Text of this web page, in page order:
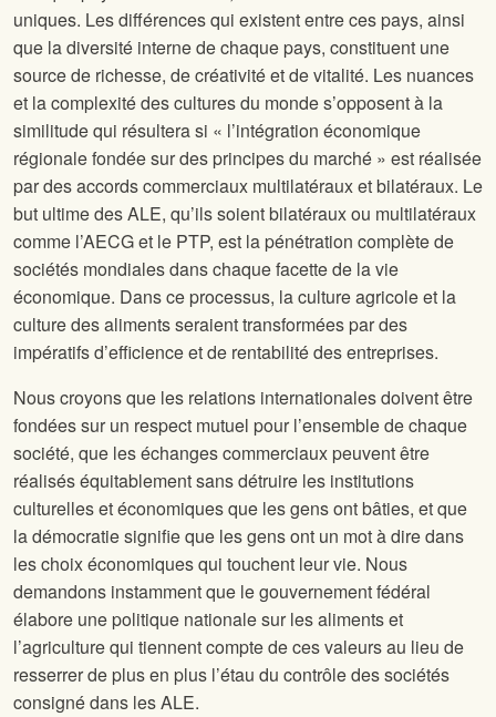
uniques. Les différences qui existent entre ces pays, ainsi
que la diversité interne de chaque pays, constituent une
source de richesse, de créativité et de vitalité. Les nuances
et la complexité des cultures du monde s’opposent à la
similitude qui résultera si « l’intégration économique
régionale fondée sur des principes du marché » est réalisée
par des accords commerciaux multilatéraux et bilatéraux. Le
but ultime des ALE, qu’ils soient bilatéraux ou multilatéraux
comme l’AECG et le PTP, est la pénétration complète de
sociétés mondiales dans chaque facette de la vie
économique. Dans ce processus, la culture agricole et la
culture des aliments seraient transformées par des
impératifs d’efficience et de rentabilité des entreprises.
Nous croyons que les relations internationales doivent être
fondées sur un respect mutuel pour l’ensemble de chaque
société, que les échanges commerciaux peuvent être
réalisés équitablement sans détruire les institutions
culturelles et économiques que les gens ont bâties, et que
la démocratie signifie que les gens ont un mot à dire dans
les choix économiques qui touchent leur vie. Nous
demandons instamment que le gouvernement fédéral
élabore une politique nationale sur les aliments et
l’agriculture qui tiennent compte de ces valeurs au lieu de
resserrer de plus en plus l’étau du contrôle des sociétés
consigné dans les ALE.